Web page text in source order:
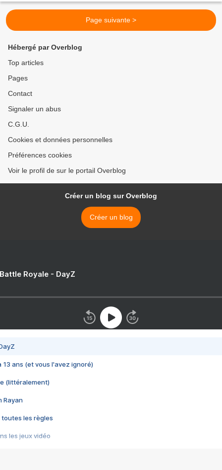
Page suivante >
Hébergé par Overblog
Top articles
Pages
Contact
Signaler un abus
C.G.U.
Cookies et données personnelles
Préférences cookies
Voir le profil de sur le portail Overblog
Créer un blog sur Overblog
Créer un blog
Royale - DayZ
13 ans (et vous l'avez ignoré)
(littéralement)
Rayan
toutes les règles
les jeux vidéo